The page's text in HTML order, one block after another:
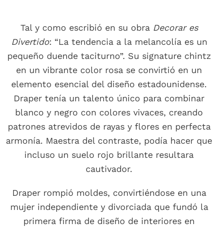
Tal y como escribió en su obra Decorar es
Divertido: “La tendencia a la melancolía es un
pequeño duende taciturno”. Su signature chintz
en un vibrante color rosa se convirtió en un
elemento esencial del diseño estadounidense.
Draper tenía un talento único para combinar
blanco y negro con colores vivaces, creando
patrones atrevidos de rayas y flores en perfecta
armonía. Maestra del contraste, podía hacer que
incluso un suelo rojo brillante resultara
cautivador.
Draper rompió moldes, convirtiéndose en una
mujer independiente y divorciada que fundó la
primera firma de diseño de interiores en